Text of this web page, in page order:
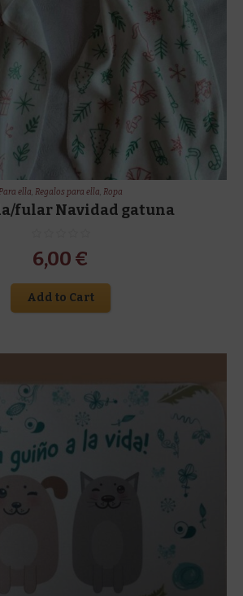
ella,Regalos para ella,Ropa
fular Navidad gatuna
6,00 €
Add to Cart